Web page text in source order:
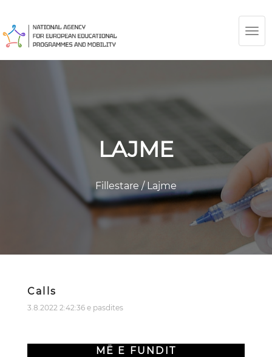
LAJME
Fillestare/Lajme
Calls
3.8.2022 2:42:36 e pasdites
MË E FUNDIT